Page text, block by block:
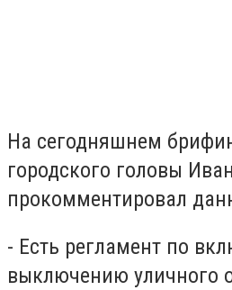
На сегодняшнем
городского головы
прокомментировал
- Есть регламент по
выключению уличного